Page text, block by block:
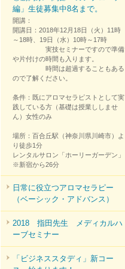
編」生徒募集中8名まで。
開講：
開講日：2018年12月18日（火）11時
～18時、19日（水）10時～17時
実技セミナーですので準備
や片付けの時間も入ります。
時間は超過することもある
ので了解ください。
条件：既にアロマセラピストとして実
践している方（基礎は授業ししませ
ん）女性のみ
場所：百合丘駅（神奈川県川崎市）よ
り徒歩1分
レンタルサロン「ホーリーガーデン」
※新宿から26分
日常に役立つアロマセラピー
（ベーシック・アドバンス）
2018 指田先生 メディカルハ
ーブセミナー
「ビジネススタディ」新コー